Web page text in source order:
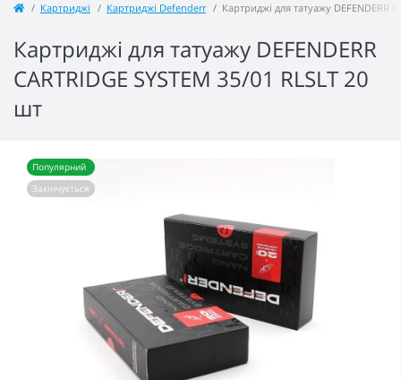
Картриджі Картриджі Defenderr Картриджі для татуажу DEFENDERR
Картриджі для татуажу DEFENDERR
CARTRIDGE SYSTEM 35/01 RLSLT 20
шт
Популярний
Закінчується